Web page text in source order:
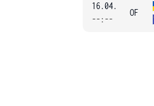
16.04.
--:--
OF